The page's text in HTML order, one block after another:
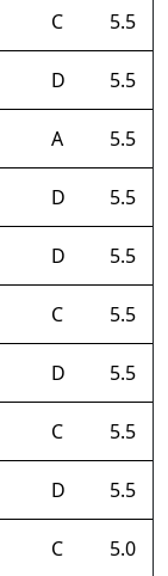
C 5.5
D 5.5
A 5.5
D 5.5
D 5.5
C 5.5
D 5.5
C 5.5
D 5.5
C 5.0